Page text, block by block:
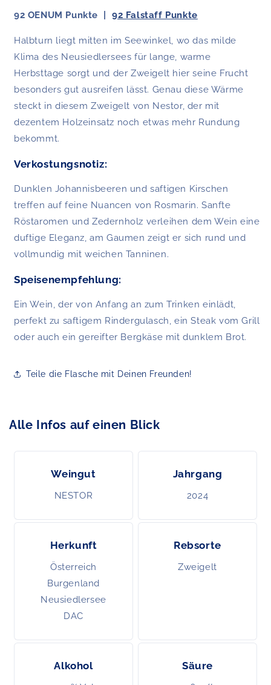
92 OENUM Punkte |92 Falstaff Punkte
Halbturn liegt mitten im Seewinkel, wo das milde
Klima des Neusiedlersees für lange, warme
Herbsttage sorgt und der Zweigelt hier seine Frucht
besonders gut ausreifen lässt. Genau diese Wärme
steckt in diesem Zweigelt von Nestor, der mit
dezentem Holzeinsatz noch etwas mehr Rundung
bekommt.
Verkostungsnotiz:
Dunklen Johannisbeeren und saftigen Kirschen
treffen auf feine Nuancen von Rosmarin. Sanfte
Röstaromen und Zedernholz verleihen dem Wein eine
duftige Eleganz, am Gaumen zeigt er sich rund und
vollmundig mit weichen Tanninen.
Speisenempfehlung:
Ein Wein, der von Anfang an zum Trinken einlädt,
perfekt zu saftigem Rindergulasch, ein Steak vom Grill
oder auch ein gereifter Bergkäse mit dunklem Brot.
Teile die Flasche mit Deinen Freunden!
Alle Infos auf einen Blick
Weingut
NESTOR
Jahrgang
2024
Herkunft
Österreich
Burgenland
Neusiedlersee
DAC
Rebsorte
Zweigelt
Alkohol Säure